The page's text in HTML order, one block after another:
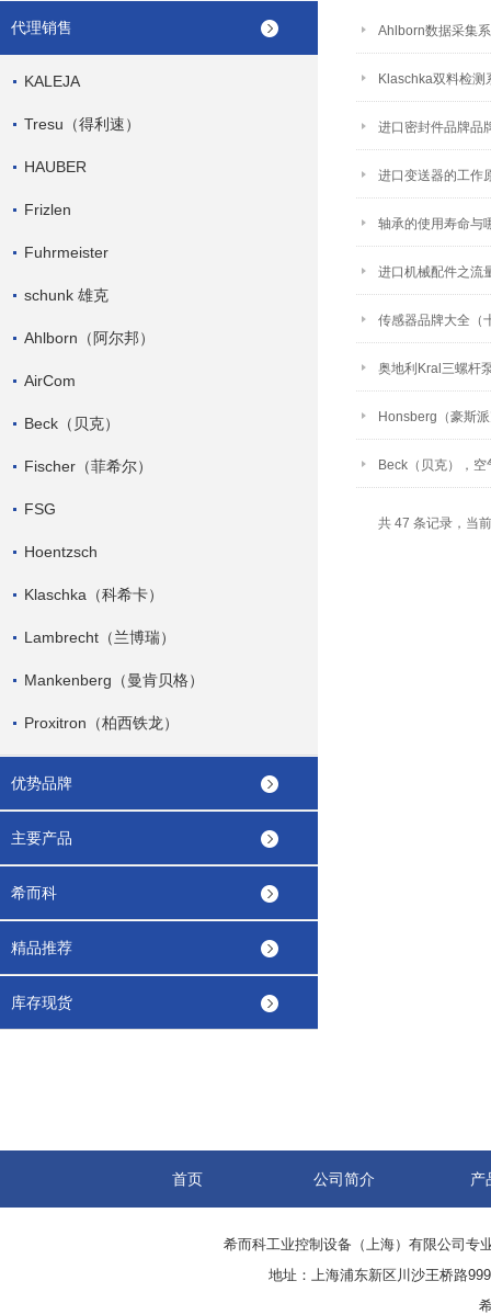
代理销售
KALEJA
Tresu（得利速）
HAUBER
Frizlen
Fuhrmeister
schunk 雄克
Ahlborn（阿尔邦）
AirCom
Beck（贝克）
Fischer（菲希尔）
FSG
Hoentzsch
Klaschka（科希卡）
Lambrecht（兰博瑞）
Mankenberg（曼肯贝格）
Proxitron（柏西铁龙）
优势品牌
主要产品
希而科
精品推荐
库存现货
Ahlborn数据采集
Klaschka双料检测
进口密封件品牌品
进口变送器的工作
轴承的使用寿命与
进口机械配件之流
传感器品牌大全（
奥地利Kral三螺杆
Honsberg（豪斯
Beck（贝克），
共 47 条记录，当
首页 公司简介 产
希而科工业控制设备（上海）有限公司专
地址：上海浦东新区川沙王桥路